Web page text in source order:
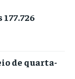
de quarta-